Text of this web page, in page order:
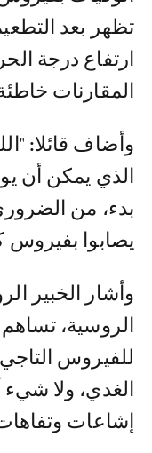
تظهر بعد
ارتفاع درجة
المقارنات
وأضاف قائلا:
الذي يمكن أن
بدء، من
يصابوا بفيروس
وأشار الخبير
للفيروس
الغدي، ولا
إشاعات